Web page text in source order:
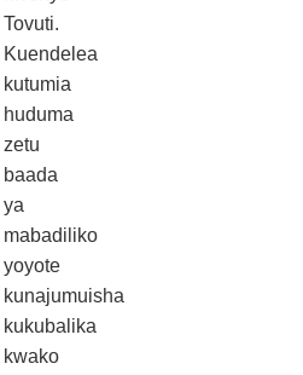
Tovuti.
Kuendelea
kutumia
huduma
zetu
baada
ya
mabadiliko
yoyote
kunajumuisha
kukubalika
kwako